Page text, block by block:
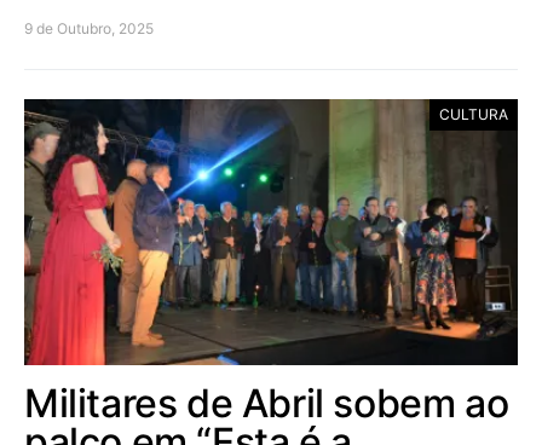
9 de Outubro, 2025
CULTURA
Militares de Abril sobem ao